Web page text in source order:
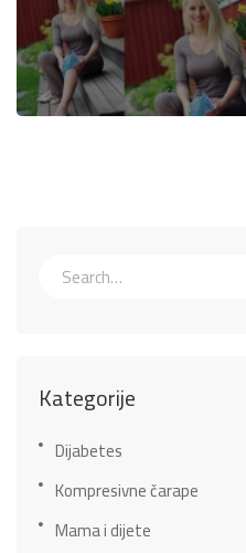
Kategorije
Dijabetes
Kompresivne čarape
Mama i dijete